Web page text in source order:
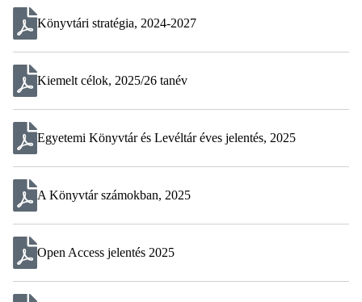
Könyvtári stratégia, 2024-2027
Kiemelt célok, 2025/26 tanév
Egyetemi Könyvtár és Levéltár éves jelentés, 2025
A Könyvtár számokban, 2025
Open Access jelentés 2025